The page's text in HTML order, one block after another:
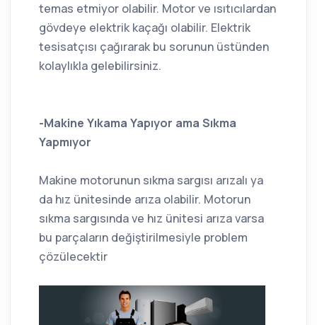
temas etmiyor olabilir. Motor ve ısıtıcılardan
gövdeye elektrik kaçağı olabilir. Elektrik
tesisatçısı çağırarak bu sorunun üstünden
kolaylıkla gelebilirsiniz.
-Makine Yıkama Yapıyor ama Sıkma
Yapmıyor
Makine motorunun sıkma sargısı arızalı ya
da hız ünitesinde arıza olabilir. Motorun
sıkma sargısında ve hız ünitesi arıza varsa
bu parçaların değiştirilmesiyle problem
çözülecektir